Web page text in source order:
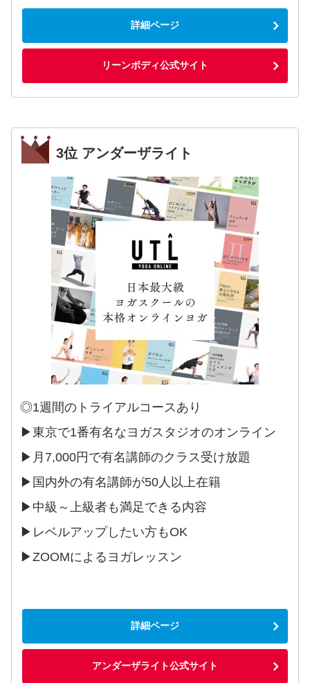
詳細ページ
リーンボディ公式サイト
3位 アンダーザライト
◎1週間のトライアルコースあり
▶︎東京で1番有名なヨガスタジオのオンライン
▶︎月7,000円で有名講師のクラス受け放題
▶︎国内外の有名講師が50人以上在籍
▶︎中級～上級者も満足できる内容
▶︎レベルアップしたい方もOK
▶︎ZOOMによるヨガレッスン
詳細ページ
アンダーザライト公式サイト